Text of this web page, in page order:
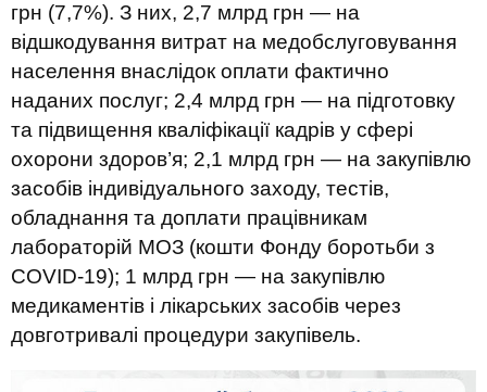
грн (7,7%). З них, 2,7 млрд грн — на
відшкодування витрат на медобслуговування
населення внаслідок оплати фактично
наданих послуг; 2,4 млрд грн — на підготовку
та підвищення кваліфікації кадрів у сфері
охорони здоров’я; 2,1 млрд грн — на закупівлю
засобів індивідуального заходу, тестів,
обладнання та доплати працівникам
лабораторій МОЗ (кошти Фонду боротьби з
COVID-19); 1 млрд грн — на закупівлю
медикаментів і лікарських засобів через
довготривалі процедури закупівель.